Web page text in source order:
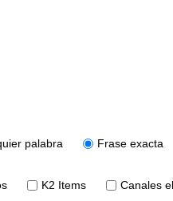
palabra Frase exacta
K2 Items Canales